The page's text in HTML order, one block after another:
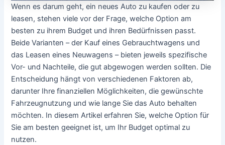
Wenn es darum geht, ein neues Auto zu kaufen oder zu
leasen, stehen viele vor der Frage, welche Option am
besten zu ihrem Budget und ihren Bedürfnissen passt.
Beide Varianten – der Kauf eines Gebrauchtwagens und
das Leasen eines Neuwagens – bieten jeweils spezifische
Vor- und Nachteile, die gut abgewogen werden sollten. Die
Entscheidung hängt von verschiedenen Faktoren ab,
darunter Ihre finanziellen Möglichkeiten, die gewünschte
Fahrzeugnutzung und wie lange Sie das Auto behalten
möchten. In diesem Artikel erfahren Sie, welche Option für
Sie am besten geeignet ist, um Ihr Budget optimal zu
nutzen.